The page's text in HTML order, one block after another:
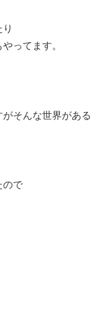
ってます。
そんな世界がある
ので